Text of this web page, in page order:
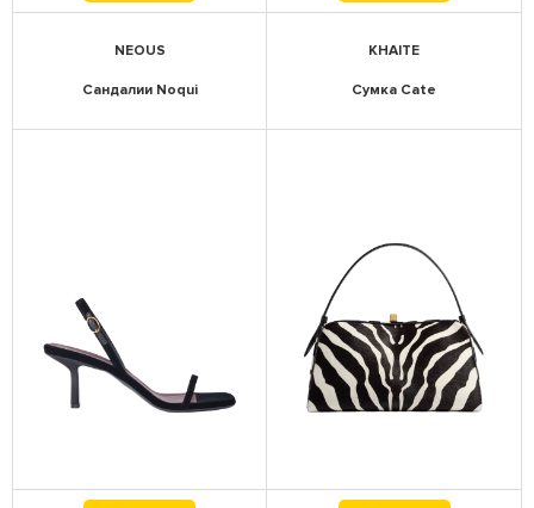
NEOUS
Сандалии Noqui
KHAITE
Сумка Cate